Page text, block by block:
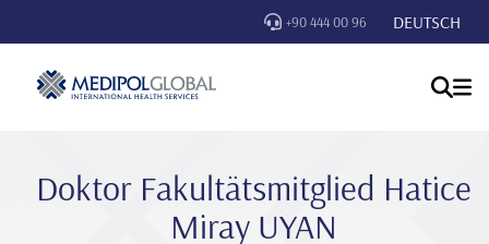
+90 444 00 96 DEUTSCH
Doktor Fakultätsmitglied Hati̇ce
Mi̇ray UYAN